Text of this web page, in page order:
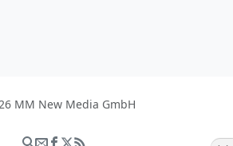
MM New Media GmbH